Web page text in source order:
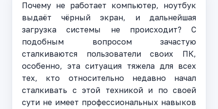
Почему не работает компьютер, ноутбук
выдаёт чёрный экран, и дальнейшая
загрузка системы не происходит? С
подобным вопросом зачастую
сталкиваются пользователи своих ПК,
особенно, эта ситуация тяжела для всех
тех, кто относительно недавно начал
сталкивать с этой техникой и по своей
сути не имеет профессиональных навыков